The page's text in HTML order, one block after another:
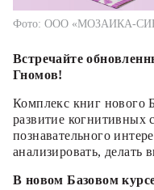
Фото: ООО «МОЗАИКА-
Встречайте
Гномов!
Комплекс книг нового
развитие когнитивных
познавательного
анализировать, делать
В новом Базовом